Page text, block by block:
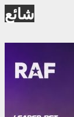
شائع